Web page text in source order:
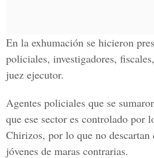
En la exhumación se hicieron
policiales, investigadores,
juez ejecutor.
Agentes policiales que se
que ese sector es controlado por
Chirizos, por lo que no descartan
jóvenes de maras contrarias.